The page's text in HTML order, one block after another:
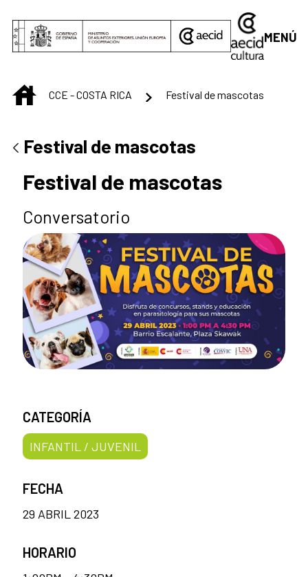
MENÚ
INICIO
CCE - COSTA RICA Festival de mascotas
Festival de mascotas
Festival de mascotas
Conversatorio
CATEGORÍA
INFANTIL / JUVENIL
FECHA
29 ABRIL 2023
HORARIO